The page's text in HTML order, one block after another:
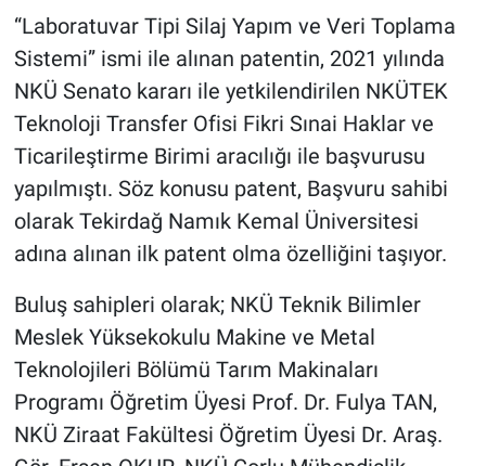
“Laboratuvar Tipi Silaj Yapım ve Veri Toplama
Sistemi” ismi ile alınan patentin, 2021 yılında
NKÜ Senato kararı ile yetkilendirilen NKÜTEK
Teknoloji Transfer Ofisi Fikri Sınai Haklar ve
Ticarileştirme Birimi aracılığı ile başvurusu
yapılmıştı. Söz konusu patent, Başvuru sahibi
olarak Tekirdağ Namık Kemal Üniversitesi
adına alınan ilk patent olma özelliğini taşıyor.
Buluş sahipleri olarak; NKÜ Teknik Bilimler
Meslek Yüksekokulu Makine ve Metal
Teknolojileri Bölümü Tarım Makinaları
Programı Öğretim Üyesi Prof. Dr. Fulya TAN,
NKÜ Ziraat Fakültesi Öğretim Üyesi Dr. Araş.